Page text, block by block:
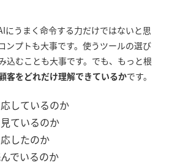
にうまく命令する力だけではないと思
ンプトも大事です。使うツールの選び
込むことも大事です。でも、もっと根
客をどれだけ理解できているかです。
しているのか
ているのか
したのか
でいるのか